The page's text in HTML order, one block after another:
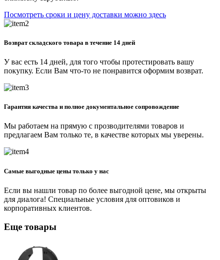
Посмотреть сроки и цену доставки можно здесь
Возврат складского товара в течение 14 дней
У вас есть 14 дней, для того чтобы протестировать вашу
покупку. Если Вам что-то не понравится оформим возврат.
Гарантия качества и полное документальное сопровождение
Мы работаем на прямую с прозводителями товаров и
предлагаем Вам только те, в качестве которых мы уверены.
Самые выгодные цены только у нас
Если вы нашли товар по более выгодной цене, мы открыты
для диалога! Специальные условия для оптовиков и
корпоративных клиентов.
Еще товары